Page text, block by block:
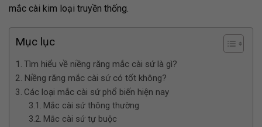
mắc cài kim loại truyền thống.
Mục lục
Tìm hiểu về niềng răng mắc cài sứ là gì?
Niềng răng mắc cài sứ có tốt không?
Các loại mắc cài sứ phổ biến hiện nay
Mắc cài sứ thông thường
Mắc cài sứ tự buộc